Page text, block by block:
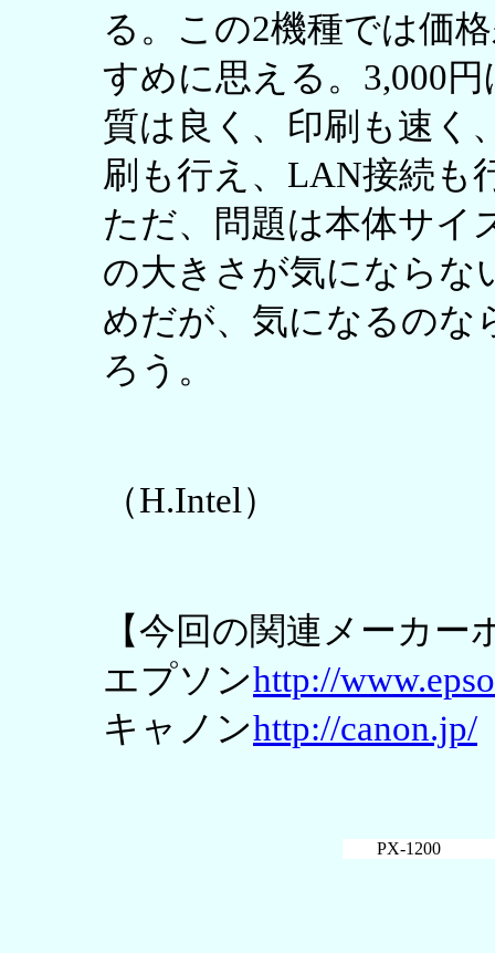
る。この2機種では価
すめに思える。3,000
質は良く、印刷も速く
刷も行え、LAN接続も
ただ、問題は本体サイ
の大きさが気にならな
めだが、気になるのな
ろう。
（H.Intel）
【今回の関連メーカー
エプソンhttp://
キャノンhttp://canon.jp/
PX-1200